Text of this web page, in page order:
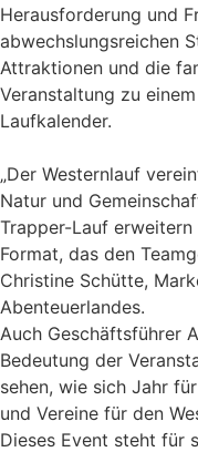
Herausforderung und
abwechslungsreichen
Attraktionen und die
Veranstaltung zu
Laufkalender.
„Der Westernlauf
Natur und
Trapper-Lauf
Format, das den
Christine Schütte,
Abenteuerlandes.
Auch Geschäftsführer
Bedeutung der
sehen, wie sich Jahr
und Vereine für den
Dieses Event steht für